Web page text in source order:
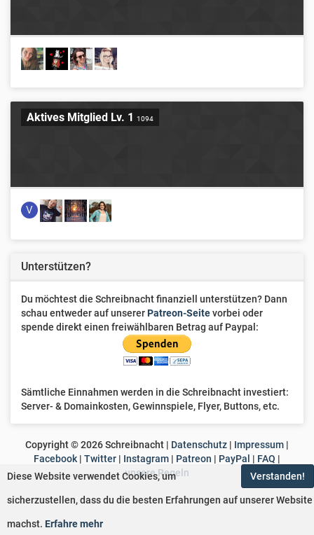
Aktives Mitglied Lv. 1 1094
V
Unterstützen?
Du möchtest die Schreibnacht finanziell unterstützen? Dann
schau entweder auf unsererPatreon-Seitevorbei oder
spende direkt einen freiwählbaren Betrag auf Paypal:
Sämtliche Einnahmen werden in die Schreibnacht investiert:
Server- & Domainkosten, Gewinnspiele, Flyer, Buttons, etc.
Copyright ©2026Schreibnacht | Datenschutz | Impressum |
Facebook | Twitter | Instagram | Patreon | PayPal | FAQ |
unsere Regeln
Verstanden!
Diese Website verwendet Cookies, um
sicherzustellen, dass du die besten Erfahrungen auf unserer Website
machst. Erfahre mehr